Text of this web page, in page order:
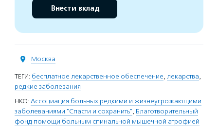
Внести вклад
Москва
ТЕГИ: бесплатное лекарственное обеспечение, лекарства,
редкие заболевания
НКО: Ассоциация больных редкими и жизнеугрожающими
заболеваниями "Спасти и сохранить", Благотворительный
фонд помощи больным спинальной мышечной атрофией